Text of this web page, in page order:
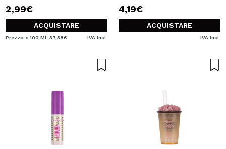
2,99€
ACQUISTARE
Prezzo x 100 Ml: 37,38€ IVA Incl.
4,19€
ACQUISTARE
IVA Incl.